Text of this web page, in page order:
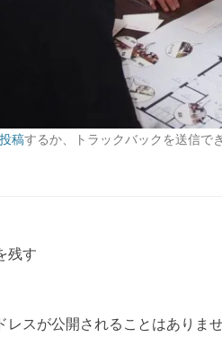
稿するか、トラックバックを送信で
残す
レスが公開されることはありませ